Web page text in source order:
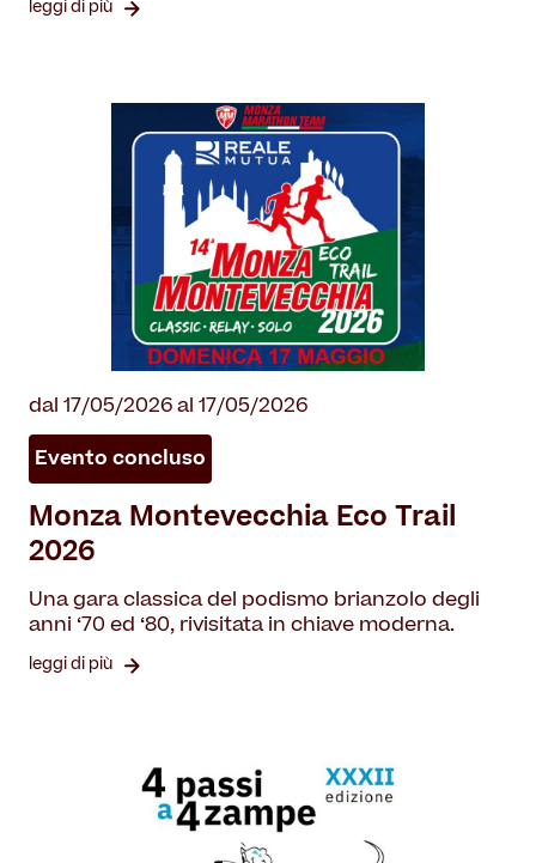
leggi di più
dal 17/05/2026 al 17/05/2026
Evento concluso
Monza Montevecchia Eco Trail
2026
Una gara classica del podismo brianzolo degli
anni ‘70 ed ‘80, rivisitata in chiave moderna.
leggi di più